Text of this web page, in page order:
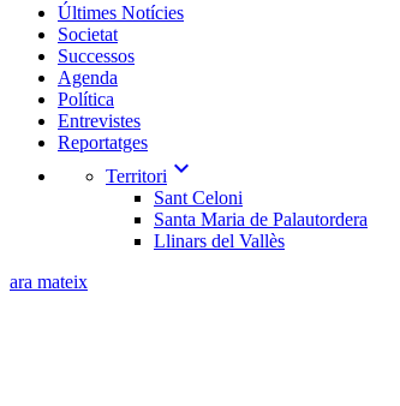
Últimes Notícies
Societat
Successos
Agenda
Política
Entrevistes
Reportatges
Territori expand_more
Sant Celoni
Santa Maria de Palautordera
Llinars del Vallès
ara mateix